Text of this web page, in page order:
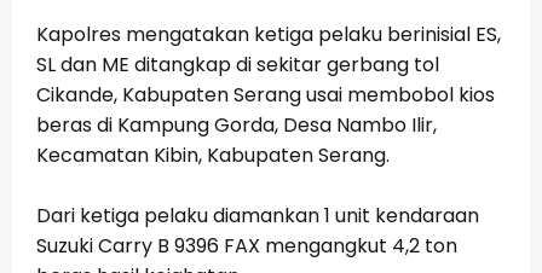
Kapolres mengatakan ketiga pelaku berinisial ES,
SL dan ME ditangkap di sekitar gerbang tol
Cikande, Kabupaten Serang usai membobol kios
beras di Kampung Gorda, Desa Nambo Ilir,
Kecamatan Kibin, Kabupaten Serang.
Dari ketiga pelaku diamankan 1 unit kendaraan
Suzuki Carry B 9396 FAX mengangkut 4,2 ton